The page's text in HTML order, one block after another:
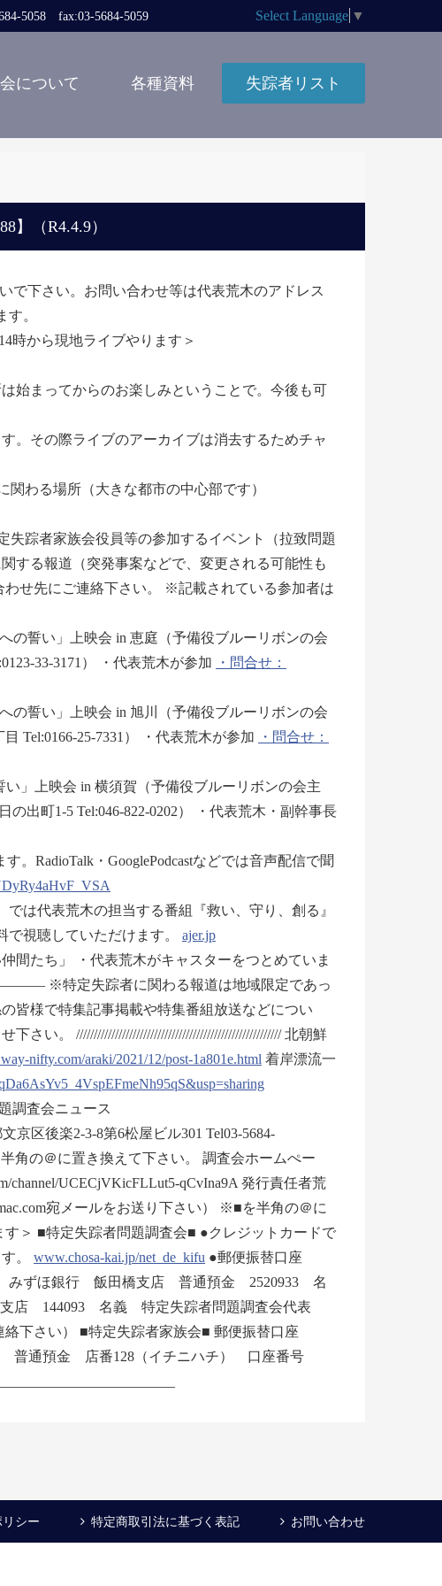
5058 fax:03-5684-5059 Select Language ▼
について 各種資料 失踪者リスト
】（R4.4.9）
で下さい。お問い合わせ等は代表荒木のアドレス
。
現地ライブやります＞
始まってからのお楽しみということで。今後も可
。その際ライブのアーカイブは消去するためチャ
わる場所（大きな都市の中心部です）
踪者家族会役員等の参加するイベント（拉致問題
する報道（突発事案などで、変更される可能性も
せ先にご連絡下さい。 ※記載されている参加者は
誓い」上映会 in 恵庭（予備役ブルーリボンの会
33-3171） ・代表荒木が参加
・問合せ：
誓い」上映会 in 旭川（予備役ブルーリボンの会
Tel:0166-25-7331） ・代表荒木が参加
・問合せ：
上映会 in 横須賀（予備役ブルーリボンの会主
出町1-5 Tel:046-822-0202） ・代表荒木・副幹事長
RadioTalk・GooglePodcastなどでは音声配信で聞
は代表荒木の担当する番組『救い、守り、創る』
で視聴していただけます。 ajer.jp
間たち」 ・代表荒木がキャスターをつとめていま
※特定失踪者に関わる報道は地域限定であっ
皆様で特集記事掲載や特集番組放送などについ
さい。 ////////////////////////////////////////////////////////// 北朝鮮
nifty.com/araki/2021/12/post-1a801e.html 着岸漂流一
題調査会ニュース
2-3-8第6松屋ビル301 Tel03-5684-
半角の＠に置き換えて下さい。 調査会ホームぺー
channel/UCECjVKicFLLut5-qCvIna9A 発行責任者荒
宛メールをお送り下さい） ※■を半角の＠に
＞ ■特定失踪者問題調査会■ ●クレジットカードで
。 www.chosa-kai.jp/net_de_kifu ●郵便振替口座
みずほ銀行 飯田橋支店 普通預金 2520933 名
店 144093 名義 特定失踪者問題調査会代表
絡下さい） ■特定失踪者家族会■ 郵便振替口座
普通預金 店番128（イチニハチ） 口座番号
シー 特定商取引法に基づく表記 お問い合わせ